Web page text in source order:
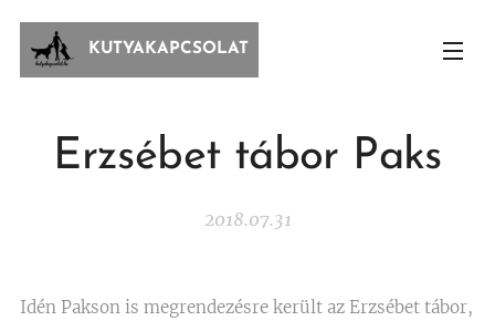
KUTYAKAPCSOLAT
Erzsébet tábor Paks
2018.07.31
Idén Pakson is megrendezésre került az Erzsébet tábor,